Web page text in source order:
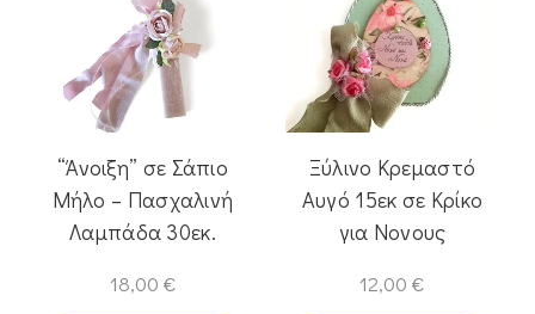
“Άνοιξη” σε Σάπιο
Μήλο – Πασχαλινή
Λαμπάδα 30εκ.
18,00 €
Ξύλινο Κρεμαστό
Αυγό 15εκ σε Κρίκο
για Νονους
12,00 €